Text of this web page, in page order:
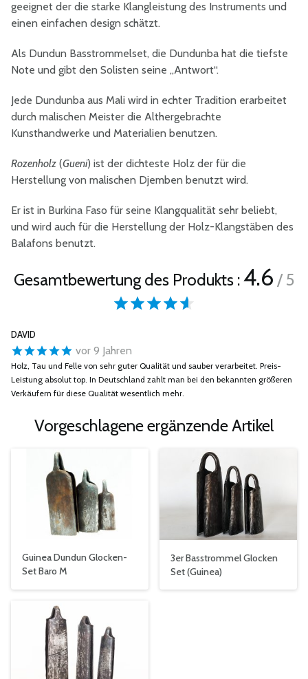
geeignet der die starke Klangleistung des Instruments und
einen einfachen design schätzt.
Als Dundun Basstrommelset, die Dundunba hat die tiefste
Note und gibt den Solisten seine „Antwort“.
Jede Dundunba aus Mali wird in echter Tradition erarbeitet
durch malischen Meister die Althergebrachte
Kunsthandwerke und Materialien benutzen.
Rozenholz (Gueni) ist der dichteste Holz der für die
Herstellung von malischen Djemben benutzt wird.
Er ist in Burkina Faso für seine Klangqualität sehr beliebt,
und wird auch für die Herstellung der Holz-Klangstäben des
Balafons benutzt.
Gesamtbewertung des Produkts :4.6 / 5
DAVID
vor 9 Jahren
Holz, Tau und Felle von sehr guter Qualität und sauber verarbeitet. Preis-
Leistung absolut top. In Deutschland zahlt man bei den bekannten größeren
Verkäufern für diese Qualität wesentlich mehr.
Vorgeschlagene ergänzende Artikel
Guinea Dundun Glocken-
Set Baro M
3er Basstrommel Glocken
Set (Guinea)